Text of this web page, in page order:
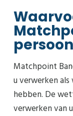
Matchpoint
u verwerken
hebben. De
verwerken van